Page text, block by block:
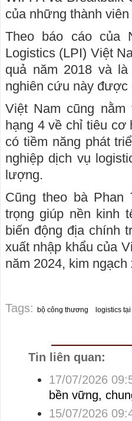
của những thành
Theo báo cáo của
Logistics (LPI) Việt
quả năm 2018 và
nghiên cứu này được
Việt Nam cũng
hạng 4 về chỉ tiêu
có tiềm năng phát
nghiệp dịch vụ
lượng.
Cũng theo bà Phan
trọng giúp nền kinh
biến động địa chính
xuất nhập khẩu của
năm 2024, kim
Tags: bộ công thương logistics
Tin liên quan:
17/07/2026
bền vững,
15/07/2026